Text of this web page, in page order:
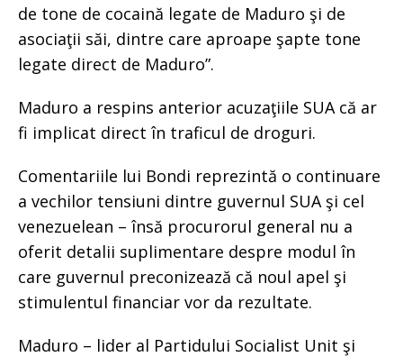
de tone de cocaină legate de Maduro şi de
asociaţii săi, dintre care aproape şapte tone
legate direct de Maduro”.
Maduro a respins anterior acuzaţiile SUA că ar
fi implicat direct în traficul de droguri.
Comentariile lui Bondi reprezintă o continuare
a vechilor tensiuni dintre guvernul SUA şi cel
venezuelean – însă procurorul general nu a
oferit detalii suplimentare despre modul în
care guvernul preconizează că noul apel şi
stimulentul financiar vor da rezultate.
Maduro – lider al Partidului Socialist Unit şi